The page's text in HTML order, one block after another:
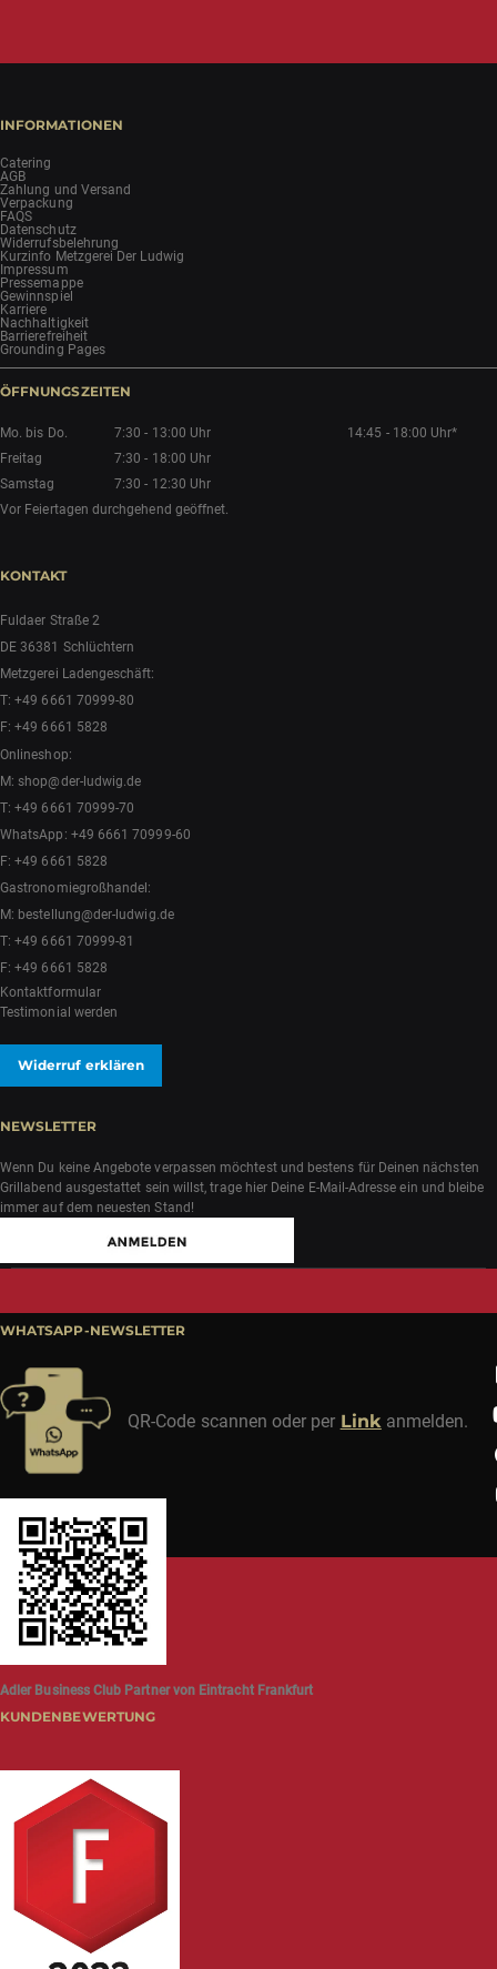
INFORMATIONEN
Catering
AGB
Zahlung und Versand
Verpackung
FAQS
Datenschutz
Widerrufsbelehrung
Kurzinfo Metzgerei Der Ludwig
Impressum
Pressemappe
Gewinnspiel
Karriere
Nachhaltigkeit
Barrierefreiheit
Grounding Pages
ÖFFNUNGSZEITEN
Mo. bis Do. 7:30 - 13:00 Uhr
14:45 - 18:00 Uhr*
Freitag
7:30 - 18:00 Uhr
Samstag
7:30 - 12:30 Uhr
Vor Feiertagen durchgehend geöffnet.
KONTAKT
Fuldaer Straße 2
DE 36381 Schlüchtern
Metzgerei Ladengeschäft:
T:+49 6661 70999-80
F: +49 6661 5828
Onlineshop:
M:shop@der-ludwig.de
T:+49 6661 70999-70
WhatsApp: +49 6661 70999-60
F: +49 6661 5828
Gastronomiegroßhandel:
M: bestellung@der-ludwig.de
T:+49 6661 70999-81
F: +49 6661 5828
Kontaktformular
Testimonial werden
Widerruf erklären
NEWSLETTER
Wenn Du keine Angebote verpassen möchtest und bestens für Deinen nächsten
Grillabend ausgestattet sein willst, trage hier Deine E-Mail-Adresse ein und bleibe
immer auf dem neuesten Stand!
WHATSAPP-NEWSLETTER
QR-Code scannen oder per Link anmelden.
Adler Business Club Partner von Eintracht Frankfurt
KUNDENBEWERTUNG